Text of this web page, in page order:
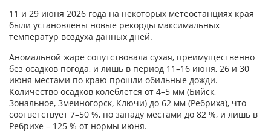
11 и 29 июня 2026 года на некоторых метеостанциях края
были установлены новые рекорды максимальных
температур воздуха данных дней.
Аномальной жаре сопутствовала сухая, преимущественно
без осадков погода, и лишь в период 11–16 июня, 26 и 30
июня местами по краю прошли обильные дожди.
Количество осадков колеблется от 4–5 мм (Бийск,
Зональное, Змеиногорск, Ключи) до 62 мм (Ребриха), что
соответствует 7–50 %, по западу местами до 82 %, и лишь в
Ребрихе – 125 % от нормы июня.